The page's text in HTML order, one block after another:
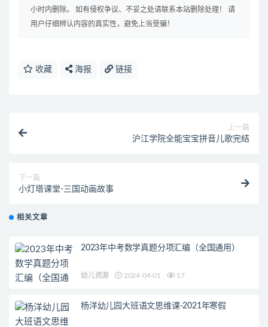
小时内删除。 如有侵权争议、不妥之处请联系本站删除处理！ 请
用户仔细辨认内容的真实性，避免上当受骗！
收藏 海报 链接
上一篇
沪江学院全能宝宝拼音儿歌完结
下一篇
小灯塔课堂-三国动画故事
相关文章
2023年中考数学真题分项汇编（全国通用）
幼儿资源 2024-04-01 17
杨洋幼儿园大班语文思维课-2021年寒假